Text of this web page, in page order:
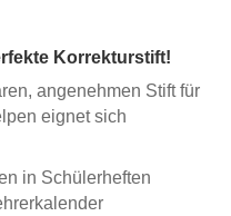
Korrekturstift!
angenehmen Stift für
eignet sich
in Schülerheften